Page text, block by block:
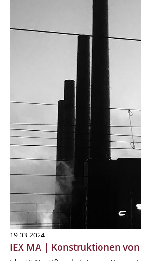
19.03.2024
IEX MA | Konstruktionen